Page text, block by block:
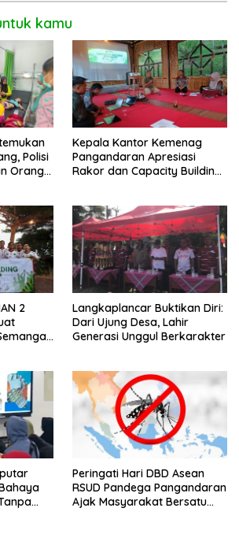
kamu
Polisi
Orang
Kepala Kantor Kemenag
Pangandaran Apresiasi
Rakor dan Capacity Building
Antar Lini
2
Langkaplancar Buktikan Diri:
Dari Ujung Desa, Lahir
Generasi Unggul Berkarakter
Peringati Hari DBD Asean
RSUD Pandega Pangandaran
Ajak Masyarakat Bersatu